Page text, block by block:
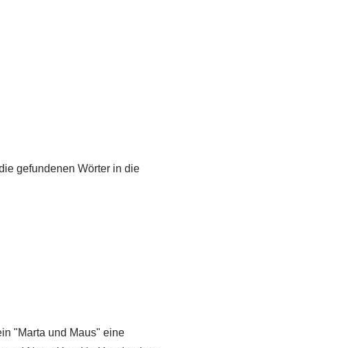
gefundenen Wörter in die
"Marta und Maus" eine